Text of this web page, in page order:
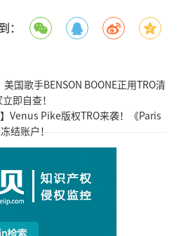
：
美国歌手BENSON BOONE正用TRO清
即自查！
Venus Pike版权TRO来袭！《Paris
结账户！